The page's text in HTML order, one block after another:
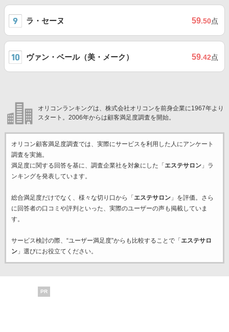
ラ・セーヌ 59.50点
ヴァン・ベール（美・メーク） 59.42点
オリコンランキングは、株式会社オリコンを前身企業に1967年より
スタート。2006年からは顧客満足度調査を開始。
オリコン顧客満足度調査では、実際にサービスを利用した 人にアンケート
調査を実施。
満足度に関する回答を基に、調査企業社を対象にした「 エステサロン」ラ
ンキングを発表しています。
総合満足度だけでなく、様々な切り口から「 エステサロン」を評価。さら
に回答者の口コミや評判といった、実際のユーザーの声も掲載していま
す。
サービス検討の際、“ユーザー満足度”からも比較することで「 エステサロ
ン」選びにお役立てください。
PR